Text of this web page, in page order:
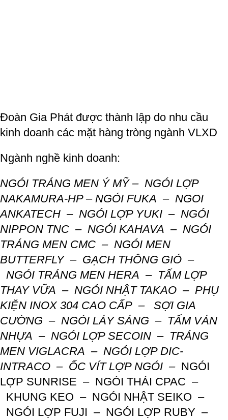
Đoàn Gia Phát được thành lập do nhu cầu
kinh doanh các mặt hàng tròng ngành VLXD
Ngành nghề kinh doanh:
NGÓI TRÁNG MEN Ý MỸ – NGÓI LỢP
NAKAMURA-HP – NGÓI FUKA – NGOI
ANKATECH – NGÓI LỢP YUKI – NGÓI
NIPPON TNC – NGÓI KAHAVA – NGÓI
TRÁNG MEN CMC – NGÓI MEN
BUTTERFLY – GẠCH THÔNG GIÓ –
NGÓI TRÁNG MEN HERA – TẤM LỢP
THAY VỮA – NGÓI NHẬT TAKAO – PHỤ
KIỆN INOX 304 CAO CẤP – SỢI GIA
CƯỜNG – NGÓI LÁY SÁNG – TẤM VÁN
NHỰA – NGÓI LỢP SECOIN – TRÁNG
MEN VIGLACRA – NGÓI LỢP DIC-
INTRACO – ỐC VÍT LỢP NGÓI – NGÓI
LỢP SUNRISE – NGÓI THÁI CPAC –
KHUNG KEO – NGÓI NHẬT SEIKO –
NGÓI LỢP FUJI – NGÓI LỢP RUBY –